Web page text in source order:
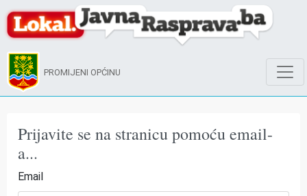
PROMIJENI OPĆINU
Prijavite se na stranicu pomoću email-
a...
Email